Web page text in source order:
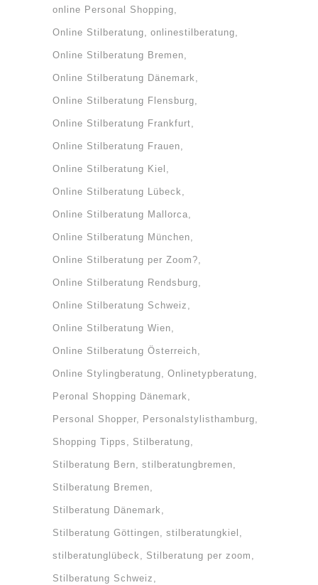
online Personal Shopping
Online Stilberatung onlinestilberatung
Online Stilberatung Bremen
Online Stilberatung Dänemark
Online Stilberatung Flensburg
Online Stilberatung Frankfurt
Online Stilberatung Frauen
Online Stilberatung Kiel
Online Stilberatung Lübeck
Online Stilberatung Mallorca
Online Stilberatung München
Online Stilberatung per Zoom?
Online Stilberatung Rendsburg
Online Stilberatung Schweiz
Online Stilberatung Wien
Online Stilberatung Österreich
Online Stylingberatung Onlinetypberatung
Peronal Shopping Dänemark
Personal Shopper Personalstylisthamburg
Shopping Tipps Stilberatung
Stilberatung Bern stilberatungbremen
Stilberatung Bremen
Stilberatung Dänemark
Stilberatung Göttingen stilberatungkiel
stilberatunglübeck Stilberatung per zoom
Stilberatung Schweiz